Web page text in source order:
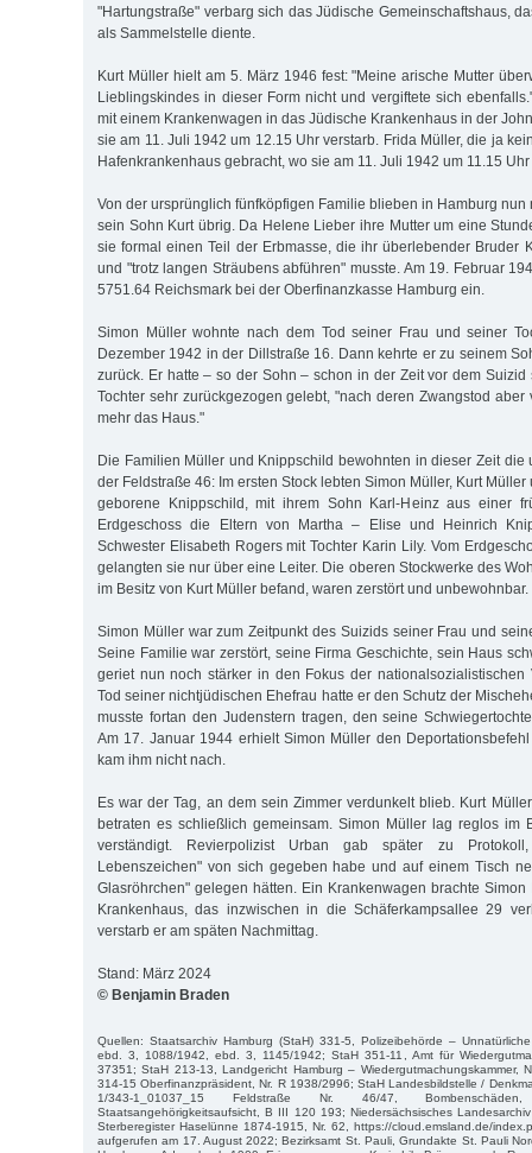
"Hartungstraße" verbarg sich das Jüdische Gemeinschaftshaus,
als Sammelstelle diente.
Kurt Müller hielt am 5. März 1946 fest: "Meine arische Mutter
Lieblingskindes in dieser Form nicht und vergiftete sich
mit einem Krankenwagen in das Jüdische Krankenhaus in der
sie am 11. Juli 1942 um 12.15 Uhr verstarb. Frida Müller, die ja
Hafenkrankenhaus gebracht, wo sie am 11. Juli 1942 um 11.15
Von der ursprünglich fünfköpfigen Familie blieben in Hamburg nun
sein Sohn Kurt übrig. Da Helene Lieber ihre Mutter um eine
sie formal einen Teil der Erbmasse, die ihr überlebender Bruder
und "trotz langen Sträubens abführen" musste. Am 19. Februar
5751.64 Reichsmark bei der Oberfinanzkasse Hamburg ein.
Simon Müller wohnte nach dem Tod seiner Frau und seiner
Dezember 1942 in der Dillstraße 16. Dann kehrte er zu seinem
zurück. Er hatte – so der Sohn – schon in der Zeit vor dem
Tochter sehr zurückgezogen gelebt, "nach deren Zwangstod aber
mehr das Haus."
Die Familien Müller und Knippschild bewohnten in dieser Zeit die
der Feldstraße 46: Im ersten Stock lebten Simon Müller, Kurt
geborene Knippschild, mit ihrem Sohn Karl-Heinz aus einer
Erdgeschoss die Eltern von Martha – Elise und Heinrich
Schwester Elisabeth Rogers mit Tochter Karin Lily. Vom
gelangten sie nur über eine Leiter. Die oberen Stockwerke des
im Besitz von Kurt Müller befand, waren zerstört und unbewohnbar.
Simon Müller war zum Zeitpunkt des Suizids seiner Frau und
Seine Familie war zerstört, seine Firma Geschichte, sein Haus
geriet nun noch stärker in den Fokus der nationalsozialistischen
Tod seiner nichtjüdischen Ehefrau hatte er den Schutz der
musste fortan den Judenstern tragen, den seine
Am 17. Januar 1944 erhielt Simon Müller den
kam ihm nicht nach.
Es war der Tag, an dem sein Zimmer verdunkelt blieb. Kurt
betraten es schließlich gemeinsam. Simon Müller lag reglos im
verständigt. Revierpolizist Urban gab später zu
Lebenszeichen" von sich gegeben habe und auf einem Tisch
Glasröhrchen" gelegen hätten. Ein Krankenwagen brachte
Krankenhaus, das inzwischen in die Schäferkampsallee 29
verstarb er am späten Nachmittag.
Stand: März 2024
© Benjamin Braden
Quellen: Staatsarchiv Hamburg (StaH) 331-5, Polizeibehörde –
ebd. 3, 1088/1942, ebd. 3, 1145/1942; StaH 351-11, Amt für
37351; StaH 213-13, Landgericht Hamburg – Wiedergutmachungskammer,
314-15 Oberfinanzpräsident, Nr. R 1938/2996; StaH Landesbildstelle /
1/343-1_01037_15 Feldstraße Nr. 46/47,
Staatsangehörigkeitsaufsicht, B III 120 193; Niedersächsisches
Sterberegister Haselünne 1874-1915, Nr. 62, https://cloud.emsland.de/
aufgerufen am 17. August 2022; Bezirksamt St. Pauli, Grundakte St. Pauli